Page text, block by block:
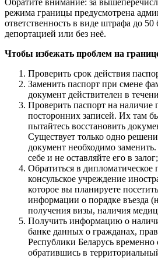
режима границы предусмотрена
ответственность в виде штрафа до
депортацией или без неё.
Чтобы избежать проблем на
Проверить срок действия
Заменить паспорт при смене
документ действителен в
Проверить паспорт на наличие
посторонних записей. Их там
пытайтесь восстановить
Существует только одно
документ необходимо
себе и не оставляйте его в залог;
Обратиться в дипломатическое
консульское учреждение
которое вы планируете
информации о порядке въезда
получения визы, наличия
Получить информацию о
банке данных о гражданах,
Республики Беларусь временно
обратившись в